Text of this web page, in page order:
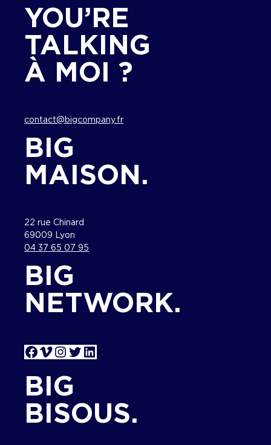
YOU’RE
TALKING
À MOI ?
contact@bigcompany.fr
BIG
MAISON.
22 rue Chinard
69009 Lyon
04 37 65 07 95
BIG
NETWORK.
Facebook Vimeo Instagram Twitter LinkedIn
BIG
BISOUS.